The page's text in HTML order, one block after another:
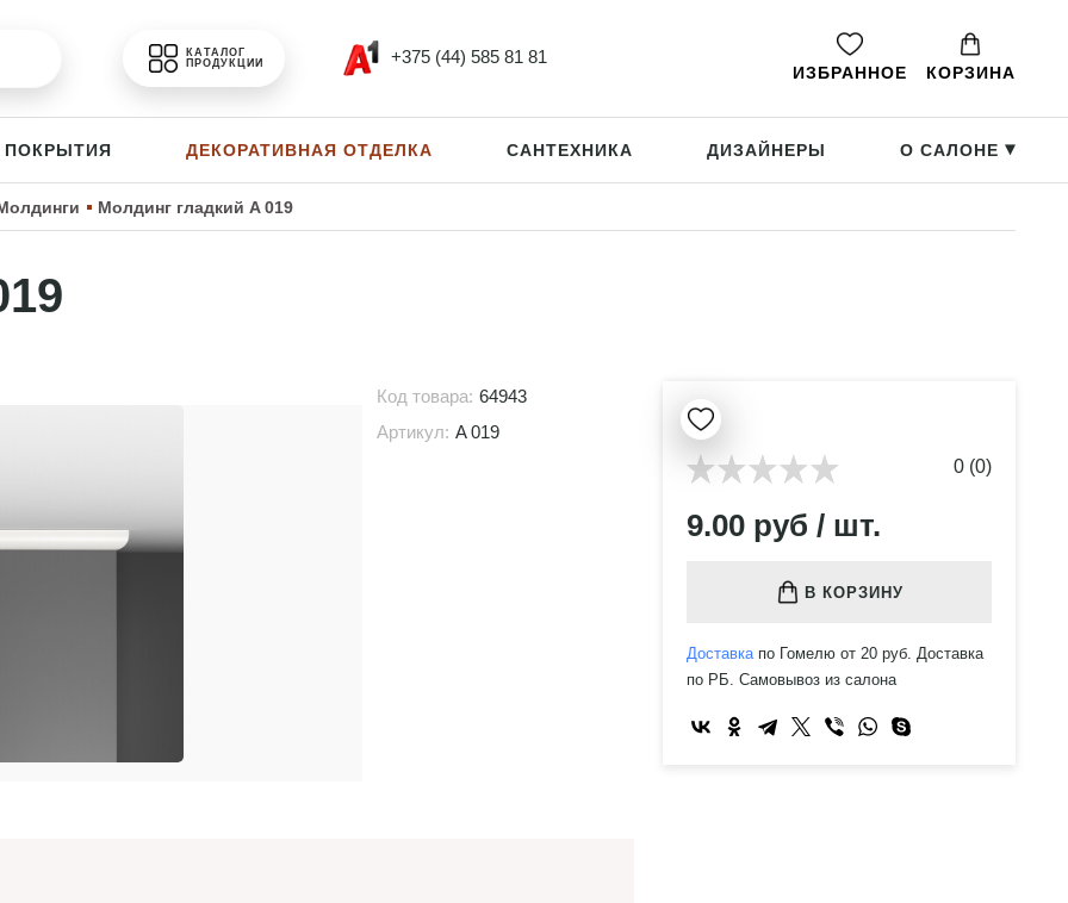
КАТАЛОГ
ПРОДУКЦИИ
+375 (44) 585 81 81
ИЗБРАННОЕ КОРЗИНА
ДЕКОРАТИВНАЯ ОТДЕЛКА САНТЕХНИКА ДИЗАЙНЕРЫ О САЛОНЕ ▸
Молдинг гладкий A 019
Код товара: 64943
Артикул: A 019
0 (0)
9.00 руб / шт.
В КОРЗИНУ
Доставкапо Гомелю от 20 руб. Доставка
по РБ. Самовывоз из салона